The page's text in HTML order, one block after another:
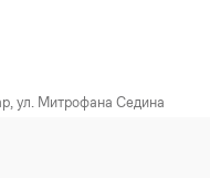
ул. Митрофана Седина